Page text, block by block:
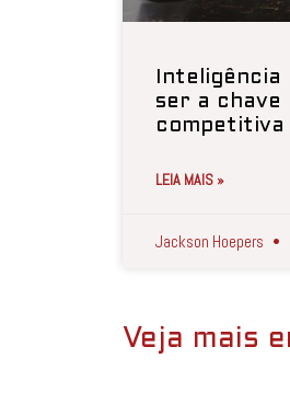
Inteligência
ser a chave
competitiva
LEIA MAIS »
Jackson Hoepers
Veja mais